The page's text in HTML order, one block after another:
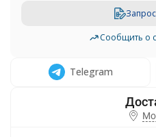
Сообщить о
Telegram